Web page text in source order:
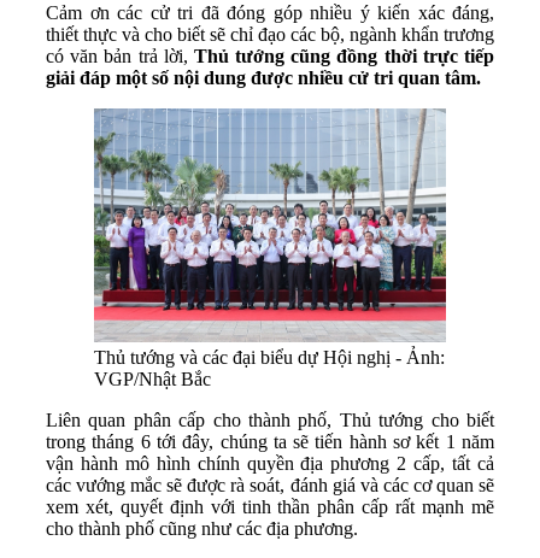
Cảm ơn các cử tri đã đóng góp nhiều ý kiến xác đáng,
thiết thực và cho biết sẽ chỉ đạo các bộ, ngành khẩn trương
có văn bản trả lời, Thủ tướng cũng đồng thời trực tiếp
giải đáp một số nội dung được nhiều cử tri quan tâm.
Thủ tướng và các đại biểu dự Hội nghị - Ảnh:
VGP/Nhật Bắc
Liên quan phân cấp cho thành phố, Thủ tướng cho biết
trong tháng 6 tới đây, chúng ta sẽ tiến hành sơ kết 1 năm
vận hành mô hình chính quyền địa phương 2 cấp, tất cả
các vướng mắc sẽ được rà soát, đánh giá và các cơ quan sẽ
xem xét, quyết định với tinh thần phân cấp rất mạnh mẽ
cho thành phố cũng như các địa phương.